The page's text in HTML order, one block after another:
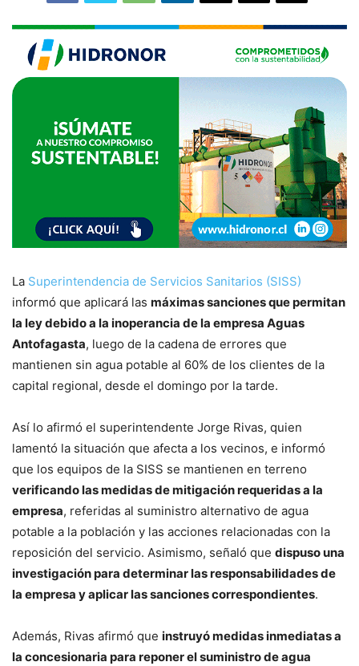
La Superintendencia de Servicios Sanitarios (SISS)
informó que aplicará las máximas sanciones que permitan
la ley debido a la inoperancia de la empresa Aguas
Antofagasta, luego de la cadena de errores que
mantienen sin agua potable al 60% de los clientes de la
capital regional, desde el domingo por la tarde.
Así lo afirmó el superintendente Jorge Rivas, quien
lamentó la situación que afecta a los vecinos, e informó
que los equipos de la SISS se mantienen en terreno
verificando las medidas de mitigación requeridas a la
empresa, referidas al suministro alternativo de agua
potable a la población y las acciones relacionadas con la
reposición del servicio. Asimismo, señaló que dispuso una
investigación para determinar las responsabilidades de
la empresa y aplicar las sanciones correspondientes.
Además, Rivas afirmó que instruyó medidas inmediatas a
la concesionaria para reponer el suministro de agua